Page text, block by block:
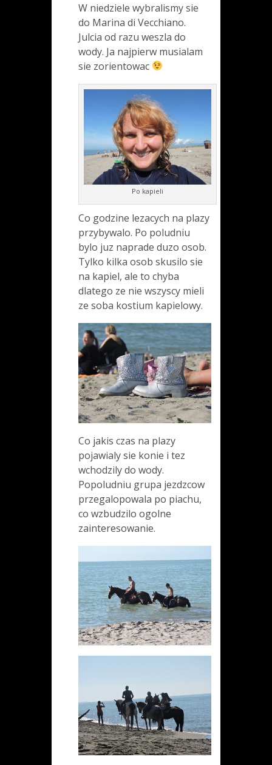
W niedziele wybralismy sie
do Marina di Vecchiano.
Julcia od razu weszla do
wody. Ja najpierw musialam
sie zorientowac
Po kapieli
Co godzine lezacych na plazy
przybywalo. Po poludniu
bylo juz naprade duzo osob.
Tylko kilka osob skusilo sie
na kapiel, ale to chyba
dlatego ze nie wszyscy mieli
ze soba kostium kapielowy.
Co jakis czas na plazy
pojawialy sie konie i tez
wchodzily do wody.
Popoludniu grupa jezdzcow
przegalopowala po piachu,
co wzbudzilo ogolne
zainteresowanie.